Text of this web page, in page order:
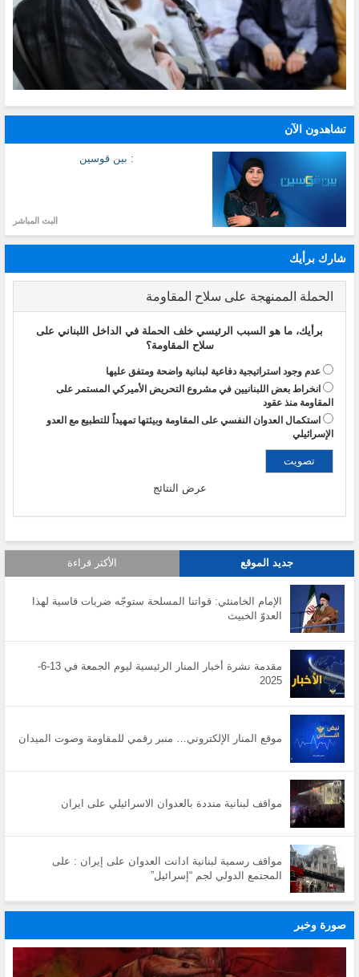
تشاهدون الآن
: بين قوسين
البث المباشر
شارك برأيك
الحملة الممنهجة على سلاح المقاومة
برأيك، ما هو السبب الرئيسي خلف الحملة في الداخل اللبناني على
سلاح المقاومة؟
عدم وجود استراتيجية دفاعية لبنانية واضحة ومتفق عليها
انخراط بعض اللبنانيين في مشروع التحريض الأميركي المستمر على
المقاومة منذ عقود
استكمال العدوان النفسي على المقاومة وبيئتها تمهيداً للتطبيع مع العدو
الإسرائيلي
عرض النتائج
جديد الموقع الأكثر قراءة
الإمام الخامنئي: قواتنا المسلحة ستوجّه ضربات قاسية لهذا
العدوّ الخبيث
مقدمة نشرة أخبار المنار الرئيسية ليوم الجمعة في 13-6-
2025
موقع المنار الإلكتروني… منبر رقمي للمقاومة وصوت الميدان
مواقف لبنانية منددة بالعدوان الاسرائيلي على ايران
مواقف رسمية لبنانية ادانت العدوان على إيران : على
المجتمع الدولي لجم “إسرائيل”
صورة وخبر